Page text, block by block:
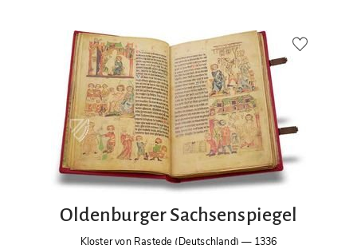
Oldenburger Sachsenspiegel
Kloster von Rastede (Deutschland) — 1336